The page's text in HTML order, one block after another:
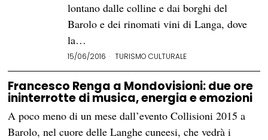
lontano dalle colline e dai borghi del
Barolo e dei rinomati vini di Langa, dove
la…
15/06/2016 TURISMO CULTURALE
Francesco Renga a Mondovisioni: due ore
ininterrotte di musica, energia e emozioni
A poco meno di un mese dall’evento Collisioni 2015 a
Barolo, nel cuore delle Langhe cuneesi, che vedrà i